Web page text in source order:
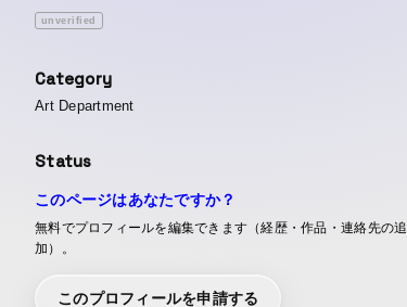
unverified
Category
Art Department
Status
このページはあなたですか？
無料でプロフィールを編集できます（経歴・作品・連絡先の追
加）。
このプロフィールを申請する